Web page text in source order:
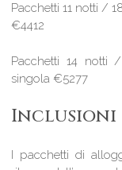
Pacchetti 11 notti /
€4412
Pacchetti 14 notti
singola €5277
Inclusioni
I pacchetti di